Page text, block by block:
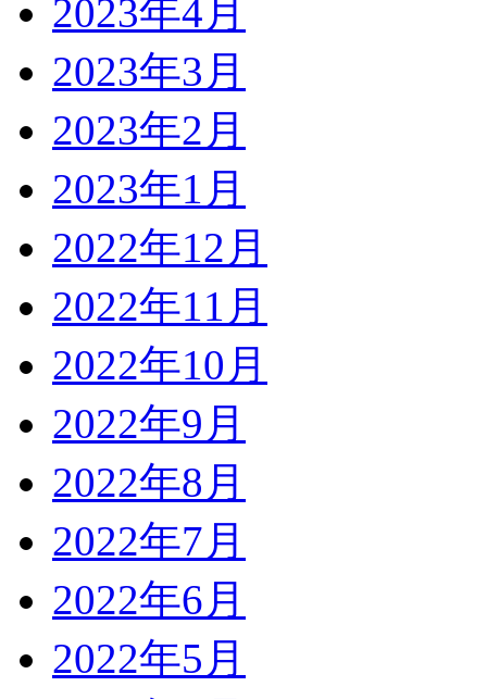
2023年4月
2023年3月
2023年2月
2023年1月
2022年12月
2022年11月
2022年10月
2022年9月
2022年8月
2022年7月
2022年6月
2022年5月